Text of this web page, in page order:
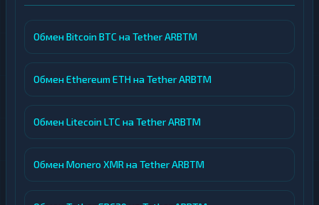
Обмен Bitcoin BTC на Tether ARBTM
Обмен Ethereum ETH на Tether ARBTM
Обмен Litecoin LTC на Tether ARBTM
Обмен Monero XMR на Tether ARBTM